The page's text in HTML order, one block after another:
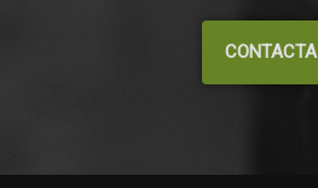
CONTACTA